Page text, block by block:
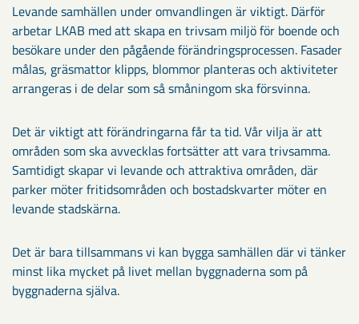
Levande samhällen under omvandlingen är viktigt. Därför
arbetar LKAB med att skapa en trivsam miljö för boende och
besökare under den pågående förändringsprocessen. Fasader
målas, gräsmattor klipps, blommor planteras och aktiviteter
arrangeras i de delar som så småningom ska försvinna.
Det är viktigt att förändringarna får ta tid. Vår vilja är att
områden som ska avvecklas fortsätter att vara trivsamma.
Samtidigt skapar vi levande och attraktiva områden, där
parker möter fritidsområden och bostadskvarter möter en
levande stadskärna.
Det är bara tillsammans vi kan bygga samhällen där vi tänker
minst lika mycket på livet mellan byggnaderna som på
byggnaderna själva.